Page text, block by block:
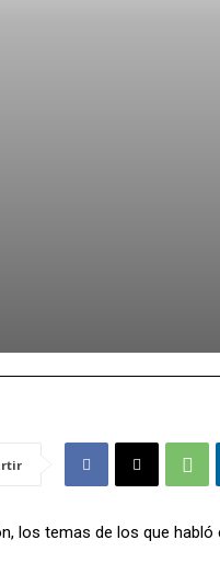
los temas de los que